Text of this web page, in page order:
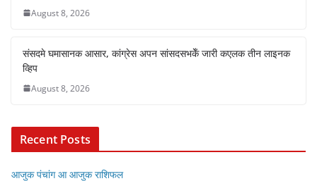
August 8, 2026
संसदमे घमासानक आसार, कांग्रेस अपन सांसदसभकेँ जारी कएलक तीन लाइनक
व्हिप
August 8, 2026
Recent Posts
आजुक पंचांग आ आजुक राशिफल